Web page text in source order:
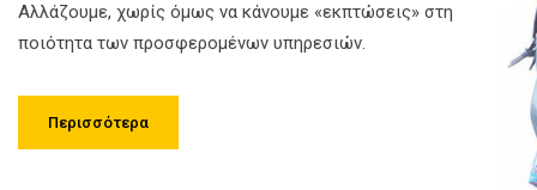
Αλλάζουμε, χωρίς όμως να κάνουμε «εκπτώσεις» στη
ποιότητα των προσφερομένων υπηρεσιών.
Περισσότερα